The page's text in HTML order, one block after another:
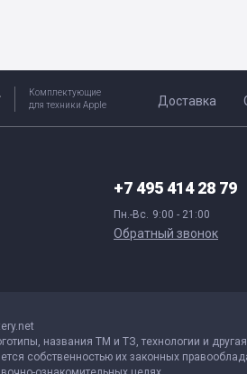
Комплектующие
для техники Apple
Доставка
+7 495 414 28 79
Пн.-Вс. 9:00 - 21:00
Обратный звонок
названия ТМ и ТЗ, технологии и
собственностью их законных